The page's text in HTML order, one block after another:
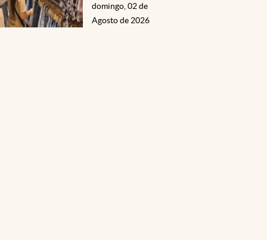
domingo, 02 de
Agosto de 2026